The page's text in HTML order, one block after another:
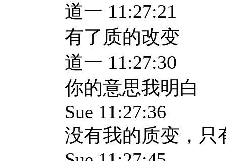
道一 11:27:21
有了质的改变
道一 11:27:30
你的意思我明白
Sue 11:27:36
没有我的质变，只